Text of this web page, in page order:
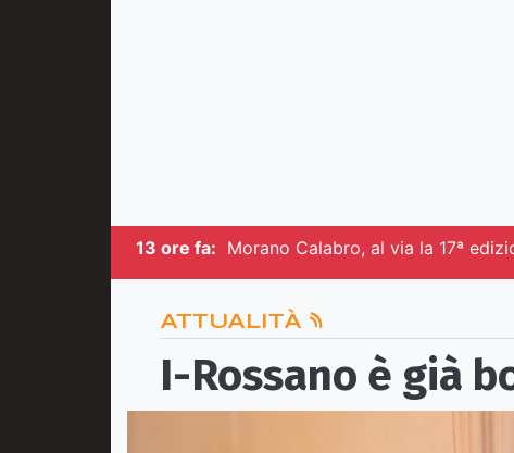
13 ore fa: Morano Calabro, al via la 17ª
ATTUALITÀ
I-Rossano è già